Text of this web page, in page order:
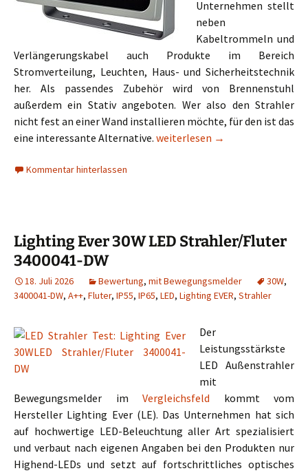
Unternehmen stellt
neben
Kabeltrommeln und
Verlängerungskabel auch Produkte im Bereich
Stromverteilung, Leuchten, Haus- und Sicherheitstechnik
her. Als passendes Zubehör wird von Brennenstuhl
außerdem ein Stativ angeboten. Wer also den Strahler
nicht fest an einer Wand installieren möchte, für den ist das
eine interessante Alternative. Brennenstuhl Chip LED-Leuchte
weiterlesen →
Kommentar hinterlassen
Lighting Ever 30W LED Strahler/Fluter
3400041-DW
18. Juli 2026 Bewertung, mit Bewegungsmelder 30W,
3400041-DW, A++, Fluter, IP55, IP65, LED, Lighting EVER, Strahler
Der
Leistungsstärkste
LED Außenstrahler
mit
Bewegungsmelder im Vergleichsfeld kommt vom
Hersteller Lighting Ever (LE). Das Unternehmen hat sich
auf hochwertige LED-Beleuchtung aller Art spezialisiert
und verbaut nach eigenen Angaben bei den Produkten nur
Highend-LEDs und setzt auf fortschrittliches optisches